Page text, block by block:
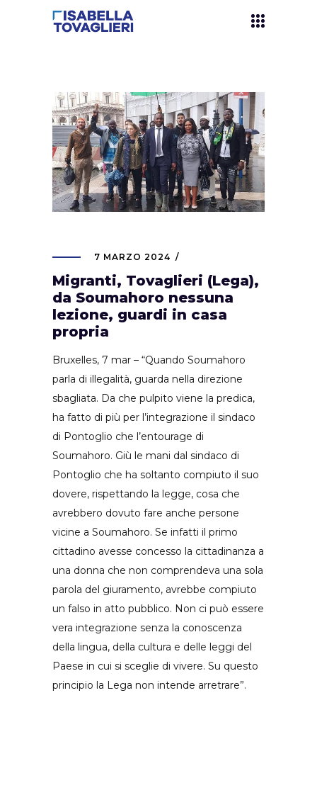
7 MARZO 2024
Migranti, Tovaglieri (Lega),
da Soumahoro nessuna
lezione, guardi in casa
propria
Bruxelles, 7 mar – “Quando Soumahoro
parla di illegalità, guarda nella direzione
sbagliata. Da che pulpito viene la predica,
ha fatto di più per l’integrazione il sindaco
di Pontoglio che l’entourage di
Soumahoro. Giù le mani dal sindaco di
Pontoglio che ha soltanto compiuto il suo
dovere, rispettando la legge, cosa che
avrebbero dovuto fare anche persone
vicine a Soumahoro. Se infatti il primo
cittadino avesse concesso la cittadinanza a
una donna che non comprendeva una sola
parola del giuramento, avrebbe compiuto
un falso in atto pubblico. Non ci può essere
vera integrazione senza la conoscenza
della lingua, della cultura e delle leggi del
Paese in cui si sceglie di vivere. Su questo
principio la Lega non intende arretrare”.